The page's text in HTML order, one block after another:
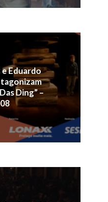
e Eduardo
Ding” –